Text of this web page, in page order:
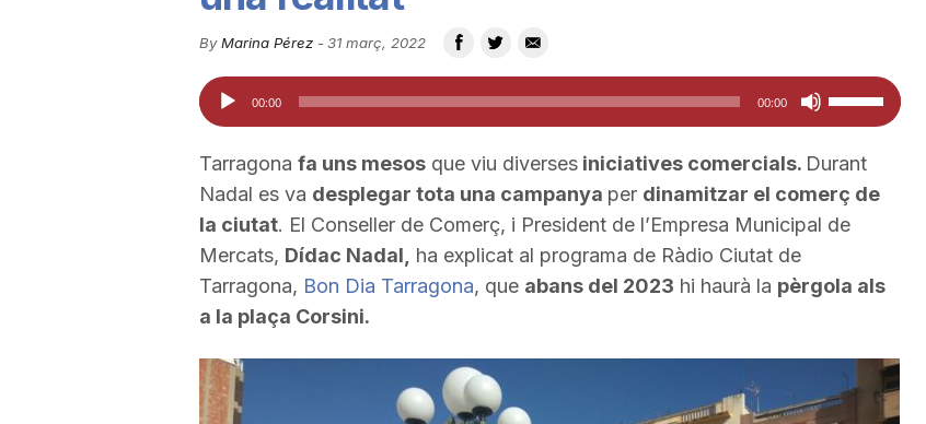
t
a
d
e
By Marina Pérez- 31 març, 2022
Reproductor
d'àudio
00:00 00:00
Feu
servir
les
tecles
de
cap
per
a
Tarragona fa uns mesosque viu diversesiniciatives comercials. Durant
Nadal es va desplegar tota una campanya per dinamitzar el comerç de
la ciutat. El Conseller de Comerç, i President de l’Empresa Municipal de
Mercats, Dídac Nadal,
ha explicat al programa de Ràdio Ciutat de
Tarragona, Bon Dia Tarragona, que abans del 2023 hi haurà la pèrgola als
a la plaça Corsini.